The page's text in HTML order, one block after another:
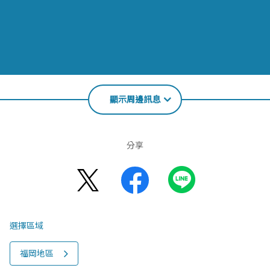
顯示周邊訊息
分享
選擇區域
福岡地區